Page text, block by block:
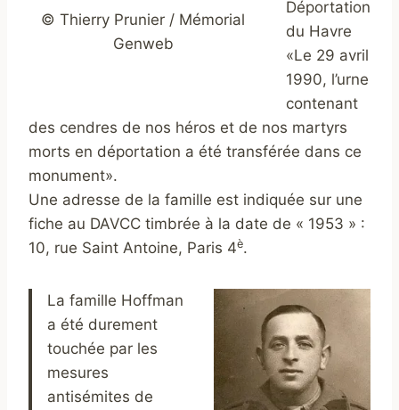
© Thierry Prunier / Mémorial
Genweb
Déportation
du Havre
«Le 29 avril
1990, l’urne
contenant
des cendres de nos héros et de nos martyrs
morts en déportation a été transférée dans ce
monument».
Une adresse de la famille est indiquée sur une
fiche au DAVCC timbrée à la date de « 1953 » :
10, rue Saint Antoine, Paris 4è.
La famille Hoffman
a été durement
touchée par les
mesures
antisémites de